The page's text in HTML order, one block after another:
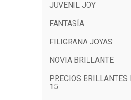
JUVENIL JOY
FANTASÍA
FILIGRANA JOYAS
NOVIA BRILLANTE
PRECIOS BRILLANTES
15